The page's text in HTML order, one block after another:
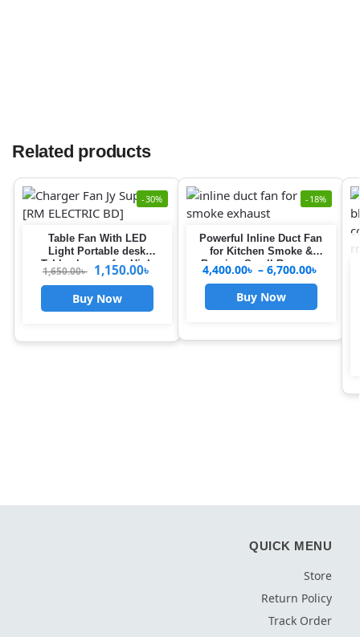
Related products
-30%
Table Fan With LED
Light Portable desk
Table charger fan High
quality Double Battery
1,650.00৳ 1,150.00৳
Buy Now
-18%
Powerful Inline Duct Fan
for Kitchen Smoke &
Burning Smell Remover
Inline Duct Fan for Long
4,400.00৳ – 6,700.00৳
Buy Now
QUICK MENU
Store
Return Policy
Track Order